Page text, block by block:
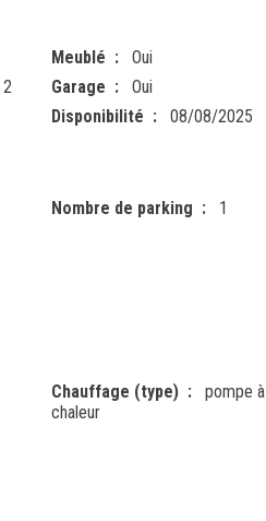
Meublé
Oui
2 Garage
Oui
Disponibilité 08/08/2025
Nombre de parking 1
Chauffage (type)
pompe à
chaleur